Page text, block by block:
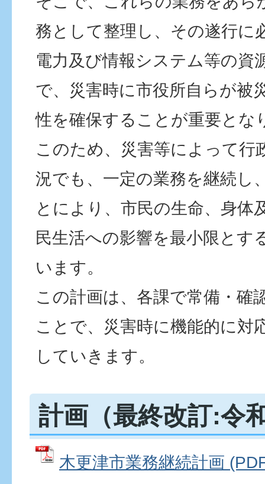
務として整理し、その遂行に
電力及び情報システム等の資
で、災害時に市役所自らが被
性を確保することが重要とな
このため、災害等によって行
況でも、一定の業務を継続し
とにより、市民の生命、身体
民生活への影響を最小限とす
います。
この計画は、各課で常備・確
ことで、災害時に機能的に対
していきます。
計画（最終改訂:令
木更津市業務継続計画